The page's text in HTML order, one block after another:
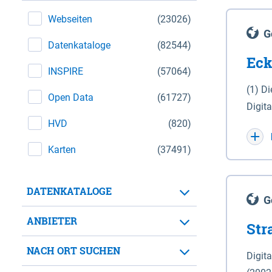
(23026)
Webseiten
(82544)
Datenkataloge
(57064)
INSPIRE
(61727)
Open Data
(820)
HVD
(37491)
Karten
DATENKATALOGE
ANBIETER
NACH ORT SUCHEN
(1)
WGS
für
der in